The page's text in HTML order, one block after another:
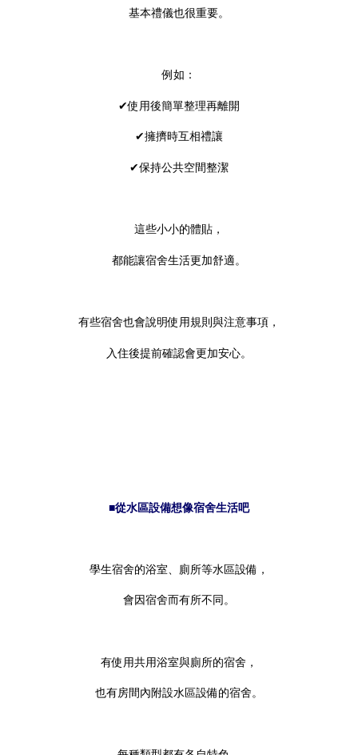
基本禮儀也很重要。
例如：
✔使用後簡單整理再離開
✔擁擠時互相禮讓
✔保持公共空間整潔
這些小小的體貼，
都能讓宿舍生活更加舒適。
有些宿舍也會說明使用規則與注意事項，
入住後提前確認會更加安心。
■從水區設備想像宿舍生活吧
學生宿舍的浴室、廁所等水區設備，
會因宿舍而有所不同。
有使用共用浴室與廁所的宿舍，
也有房間內附設水區設備的宿舍。